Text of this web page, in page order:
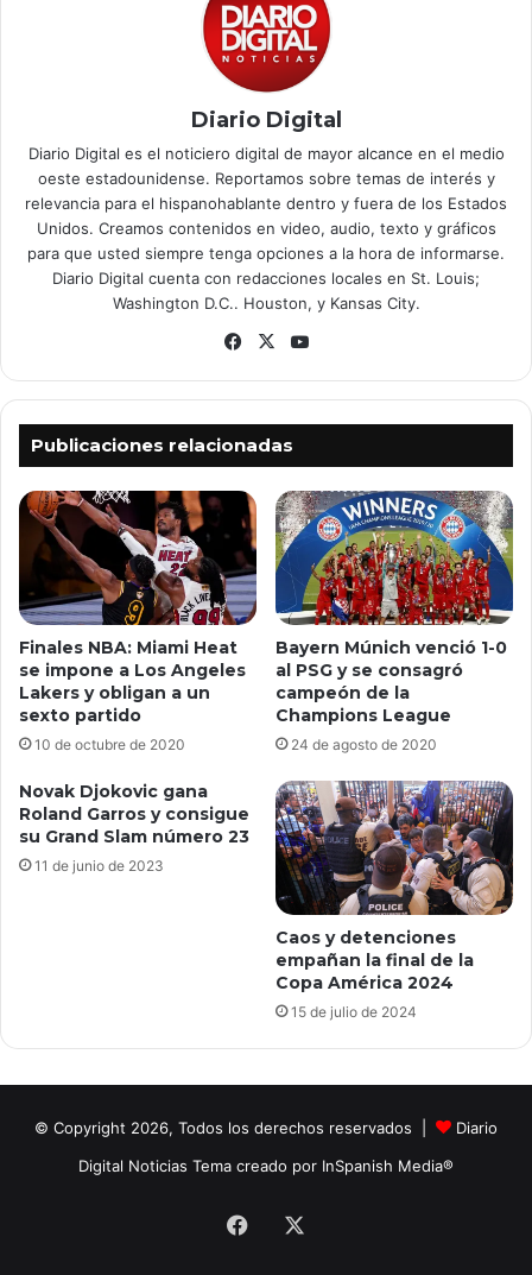
Diario Digital
Diario Digital es el noticiero digital de mayor alcance en el medio
oeste estadounidense. Reportamos sobre temas de interés y
relevancia para el hispanohablante dentro y fuera de los Estados
Unidos. Creamos contenidos en video, audio, texto y gráficos
para que usted siempre tenga opciones a la hora de informarse.
Diario Digital cuenta con redacciones locales en St. Louis;
Washington D.C.. Houston, y Kansas City.
Facebook
X
Publicaciones relacionadas
Finales NBA: Miami Heat
se impone a Los Angeles
Lakers y obligan a un
sexto partido
10 de octubre de 2020
Bayern Múnich venció 1-0
al PSG y se consagró
campeón de la
Champions League
24 de agosto de 2020
Novak Djokovic gana
Roland Garros y consigue
su Grand Slam número 23
11 de junio de 2023
Caos y detenciones
empañan la final de la
Copa América 2024
15 de julio de 2024
© Copyright 2026, Todos los derechos reservados |
Diario
Digital Noticias Tema creado por InSpanish Media®
Facebook